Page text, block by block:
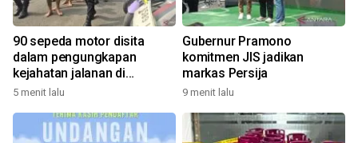
90 sepeda motor disita
dalam pengungkapan
kejahatan jalanan di
Bandung
5 menit lalu
Gubernur Pramono
komitmen JIS jadikan
markas Persija
9 menit lalu